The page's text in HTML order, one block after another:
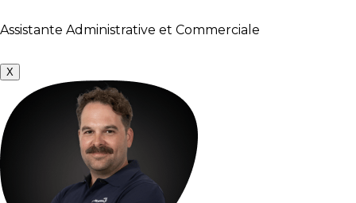
Assistante Administrative et Commerciale
X